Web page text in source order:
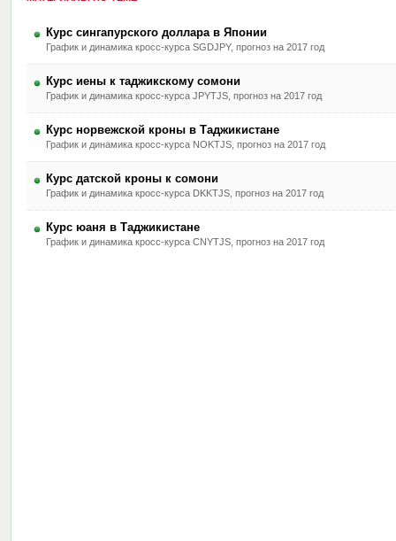
Курс сингапурского доллара в Японии
График и динамика кросс-курса SGDJPY, прогноз на 2017 год
Курс иены к таджикскому сомони
График и динамика кросс-курса JPYTJS, прогноз на 2017 год
Курс норвежской кроны в Таджикистане
График и динамика кросс-курса NOKTJS, прогноз на 2017 год
Курс датской кроны к сомони
График и динамика кросс-курса DKKTJS, прогноз на 2017 год
Курс юаня в Таджикистане
График и динамика кросс-курса CNYTJS, прогноз на 2017 год